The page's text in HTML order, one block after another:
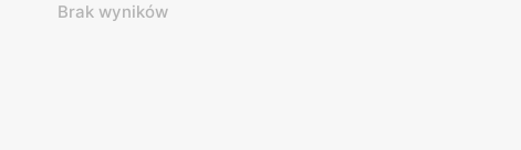
Brak wyników